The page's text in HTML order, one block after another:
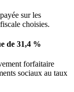
sur les
choisies.
de 31,4 %
forfaitaire
sociaux au taux